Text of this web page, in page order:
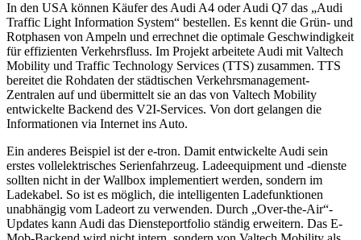
In den USA können Käufer des Audi A4 oder Audi Q7 das „Audi
Traffic Light Information System“ bestellen. Es kennt die Grün- und
Rotphasen von Ampeln und errechnet die optimale Geschwindigkeit
für effizienten Verkehrsfluss. Im Projekt arbeitete Audi mit Valtech
Mobility und Traffic Technology Services (TTS) zusammen. TTS
bereitet die Rohdaten der städtischen Verkehrsmanagement-
Zentralen auf und übermittelt sie an das von Valtech Mobility
entwickelte Backend des V2I-Services. Von dort gelangen die
Informationen via Internet ins Auto.
Ein anderes Beispiel ist der e-tron. Damit entwickelte Audi sein
erstes vollelektrisches Serienfahrzeug. Ladeequipment und -dienste
sollten nicht in der Wallbox implementiert werden, sondern im
Ladekabel. So ist es möglich, die intelligenten Ladefunktionen
unabhängig vom Ladeort zu verwenden. Durch „Over-the-Air“-
Updates kann Audi das Diensteportfolio ständig erweitern. Das E-